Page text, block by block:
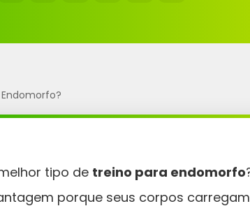
tipo de treino para endomorfo
porque seus corpos